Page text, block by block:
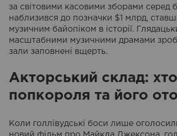
за світовими касовими зборами серед
наблизився до позначки $1 млрд,
музичним байопіком в історії.
масштабними музичними драмами
зали заповнені вщерть.
Акторський склад: хто
попкороля та його
Коли голлівудські боси лише